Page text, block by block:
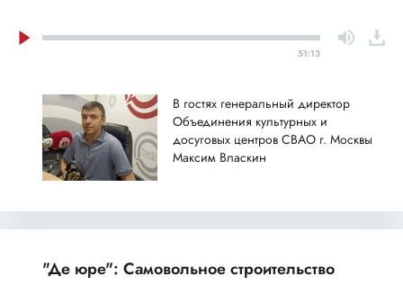
51:13
В гостях генеральный директор
Объединения культурных и
досуговых центров СВАО г. Москвы
Максим Власкин
"Де юре": Самовольное строительство